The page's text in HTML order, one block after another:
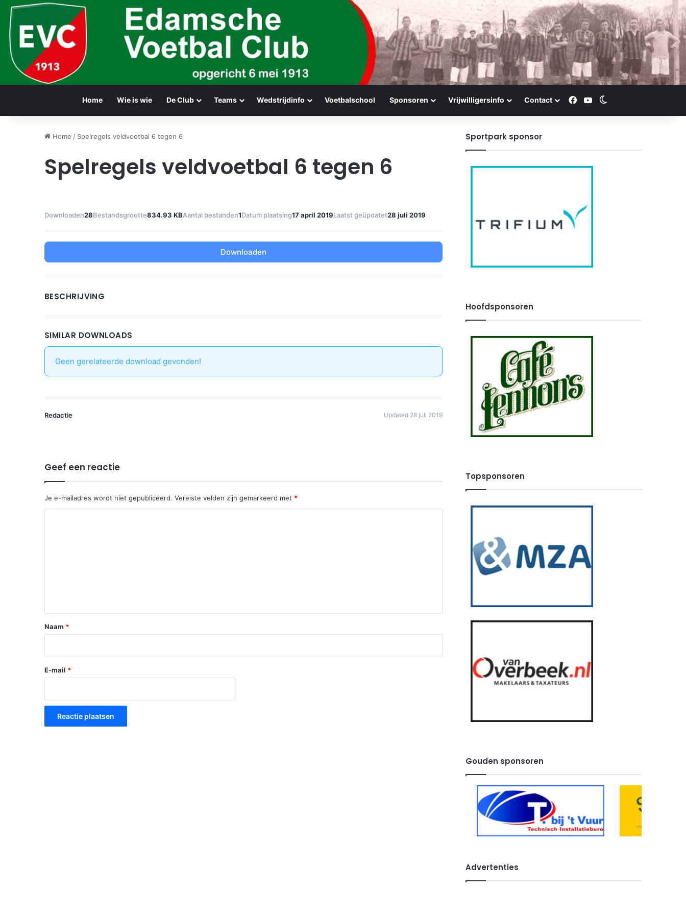
Home Wie is wie De Club Teams Wedstrijdinfo Voetbalschool Sponsoren Vrijwilligersinfo Contact Facebook
YouTube
Home / Spelregels veldvoetbal 6 tegen 6
Spelregels veldvoetbal 6 tegen 6
Downloaden28Bestandsgrootte834.93 KBAantal bestanden1Datum plaatsing17 april 2019Laatst geüpdatet28 juli 2019
Downloaden
BESCHRIJVING
SIMILAR DOWNLOADS
Geen gerelateerde download gevonden!
Redactie Updated 28 juli 2019
Geef een reactie
Je e-mailadres wordt niet gepubliceerd. Vereiste velden zijn gemarkeerd met *
*
Naam *
E-mail *
Sportpark sponsor
Hoofdsponsoren
Topsponsoren
Gouden sponsoren
Advertenties